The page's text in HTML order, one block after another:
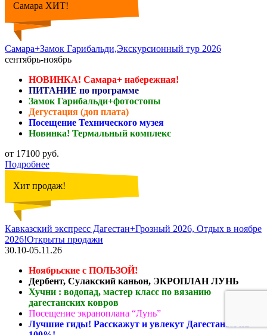
Самара ХИТ!
Самара+Замок Гарибальди,Экскурсионный тур 2026
сентябрь-ноябрь
НОВИНКА! Самара+ набережная!
ПИТАНИЕ по программе
Замок Гарибальди+фотостопы
Дегустация (доп плата)
Посещение Технического музея
Новинка! Термальный комплекс
от 17100 руб.
Подробнее
Хит продаж!
Кавказский экспресс Дагестан+Грозный 2026, Отдых в ноябре
2026!Открыты продажи
30.10-05.11.26
Ноябрьские с ПОЛЬЗОЙ!
Дербент, Сулакский каньон, ЭКРОПЛАН ЛУНЬ
Хучни : водопад, мастер класс по вязанию
дагестанских ковров
Посещение экраноплана “Лунь”
Лучшие гиды! Расскажут и увлекут Дагестаном на